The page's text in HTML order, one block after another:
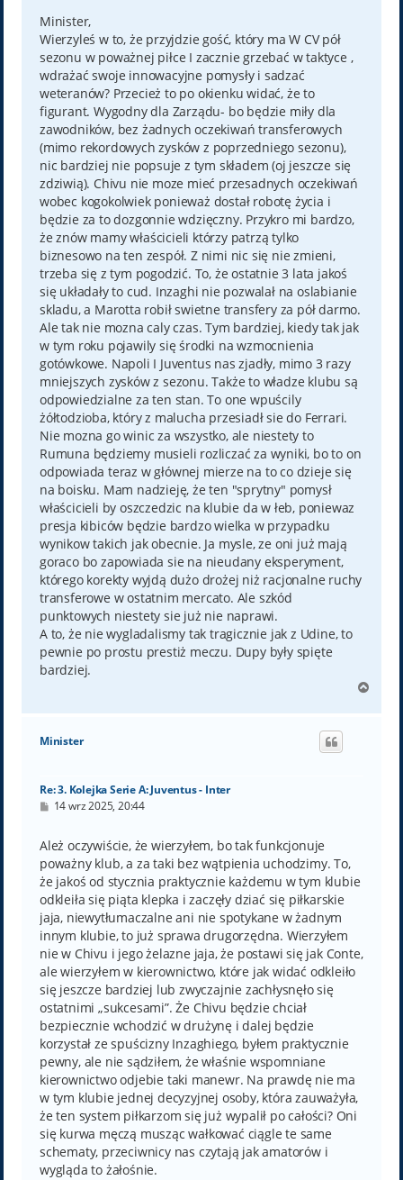
t
Minister,
Wierzyleś w to, że przyjdzie gość, który ma W CV pół
sezonu w poważnej piłce I zacznie grzebać w taktyce ,
wdrażać swoje innowacyjne pomysły i sadzać
weteranów? Przecież to po okienku widać, że to
figurant. Wygodny dla Zarządu- bo będzie miły dla
zawodników, bez żadnych oczekiwań transferowych
(mimo rekordowych zysków z poprzedniego sezonu),
nic bardziej nie popsuje z tym składem (oj jeszcze się
zdziwią). Chivu nie moze mieć przesadnych oczekiwań
wobec kogokolwiek ponieważ dostał robotę życia i
będzie za to dozgonnie wdzięczny. Przykro mi bardzo,
że znów mamy właścicieli którzy patrzą tylko
biznesowo na ten zespół. Z nimi nic się nie zmieni,
trzeba się z tym pogodzić. To, że ostatnie 3 lata jakoś
się układały to cud. Inzaghi nie pozwalał na oslabianie
skladu, a Marotta robił swietne transfery za pół darmo.
Ale tak nie mozna caly czas. Tym bardziej, kiedy tak jak
w tym roku pojawily się środki na wzmocnienia
gotówkowe. Napoli I Juventus nas zjadły, mimo 3 razy
mniejszych zysków z sezonu. Także to władze klubu są
odpowiedzialne za ten stan. To one wpuścily
żółtodzioba, który z malucha przesiadł sie do Ferrari.
Nie mozna go winic za wszystko, ale niestety to
Rumuna będziemy musieli rozliczać za wyniki, bo to on
odpowiada teraz w głównej mierze na to co dzieje się
na boisku. Mam nadzieję, że ten "sprytny" pomysł
właścicieli by oszczedzic na klubie da w łeb, poniewaz
presja kibiców będzie bardzo wielka w przypadku
wynikow takich jak obecnie. Ja mysle, ze oni już mają
goraco bo zapowiada sie na nieudany eksperyment,
którego korekty wyjdą dużo drożej niż racjonalne ruchy
transferowe w ostatnim mercato. Ale szkód
punktowych niestety sie już nie naprawi.
A to, że nie wygladalismy tak tragicznie jak z Udine, to
pewnie po prostu prestiż meczu. Dupy były spięte
bardziej.
g
Minister
Re: 3. Kolejka Serie A: Juventus - Inter
P
t
14 wrz 2025, 20:44
Ależ oczywiście, że wierzyłem, bo tak funkcjonuje
poważny klub, a za taki bez wątpienia uchodzimy. To,
że jakoś od stycznia praktycznie każdemu w tym klubie
odkleiła się piąta klepka i zaczęły dziać się piłkarskie
jaja, niewytłumaczalne ani nie spotykane w żadnym
innym klubie, to już sprawa drugorzędna. Wierzyłem
nie w Chivu i jego żelazne jaja, że postawi się jak Conte,
ale wierzyłem w kierownictwo, które jak widać odkleiło
się jeszcze bardziej lub zwyczajnie zachłysnęło się
ostatnimi „sukcesami”. Że Chivu będzie chciał
bezpiecznie wchodzić w drużynę i dalej będzie
korzystał ze spuścizny Inzaghiego, byłem praktycznie
pewny, ale nie sądziłem, że właśnie wspomniane
kierownictwo odjebie taki manewr. Na prawdę nie ma
w tym klubie jednej decyzyjnej osoby, która zauważyła,
że ten system piłkarzom się już wypalił po całości? Oni
się kurwa męczą musząc wałkować ciągle te same
schematy, przeciwnicy nas czytają jak amatorów i
wygląda to żałośnie.